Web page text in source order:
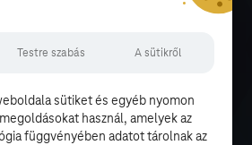
Testre szabás A sütikről
sütiket és egyéb nyomon
használ, amelyek az
függvényében adatot tárolnak az